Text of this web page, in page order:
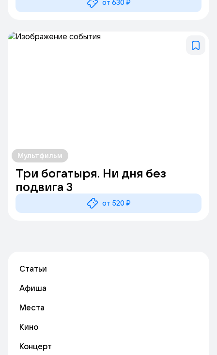
от 630 ₽
Мультфильм
Три богатыря. Ни дня без
подвига 3
от 520 ₽
Статьи
Афиша
Места
Кино
Концерт